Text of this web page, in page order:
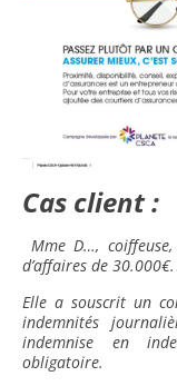
Cas client :
Mme D…,
d’affaires de 30.000€.
Elle a souscrit un
indemnités
indemnise en
obligatoire.